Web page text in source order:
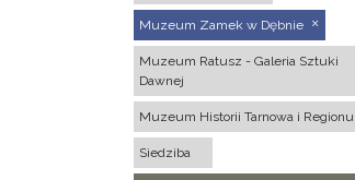
Muzeum Zamek w Dębnie
Muzeum Ratusz - Galeria Sztuki
Dawnej
Muzeum Historii Tarnowa i Regionu
Siedziba